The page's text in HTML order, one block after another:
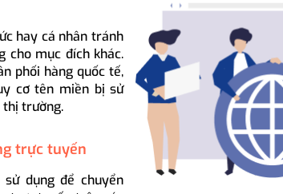
hay cá nhân tránh
cho mục đích khác.
phối hàng quốc tế,
cơ tên miền bị sử
thị trường.
trực tuyến
dụng để chuyển